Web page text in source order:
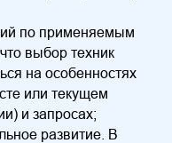
по применяемым
выбор техник
на особенностях
или текущем
и запросах;
развитие. В